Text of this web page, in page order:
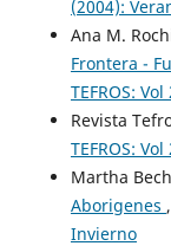
(2004):
Ana M.
Frontera -
TEFROS:
Revista
TEFROS:
Martha
Aborigenes ,
Invierno